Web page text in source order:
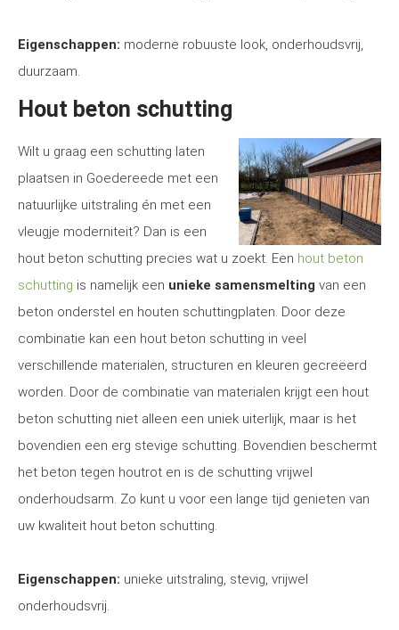
Eigenschappen: moderne robuuste look, onderhoudsvrij,
duurzaam.
Hout beton schutting
Wilt u graag een schutting laten
plaatsen in Goedereede met een
natuurlijke uitstraling én met een
vleugje moderniteit? Dan is een
hout beton schutting precies wat u zoekt. Een hout beton
schutting is namelijk een unieke samensmelting van een
beton onderstel en houten schuttingplaten. Door deze
combinatie kan een hout beton schutting in veel
verschillende materialen, structuren en kleuren gecreëerd
worden. Door de combinatie van materialen krijgt een hout
beton schutting niet alleen een uniek uiterlijk, maar is het
bovendien een erg stevige schutting. Bovendien beschermt
het beton tegen houtrot en is de schutting vrijwel
onderhoudsarm. Zo kunt u voor een lange tijd genieten van
uw kwaliteit hout beton schutting.
Eigenschappen: unieke uitstraling, stevig, vrijwel
onderhoudsvrij.